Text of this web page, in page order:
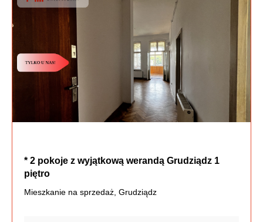
* 2 pokoje z wyjątkową werandą Grudziądz 1
piętro
Mieszkanie na sprzedaż, Grudziądz